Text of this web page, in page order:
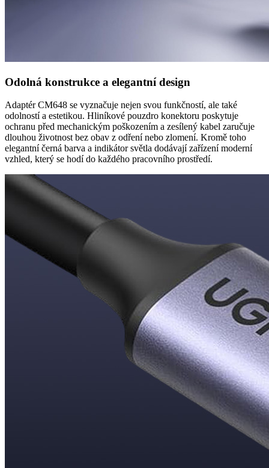
Odolná konstrukce a elegantní design
Adaptér CM648 se vyznačuje nejen svou funkčností, ale také
odolností a estetikou. Hliníkové pouzdro konektoru poskytuje
ochranu před mechanickým poškozením a zesílený kabel zaručuje
dlouhou životnost bez obav z odření nebo zlomení. Kromě toho
elegantní černá barva a indikátor světla dodávají zařízení moderní
vzhled, který se hodí do každého pracovního prostředí.